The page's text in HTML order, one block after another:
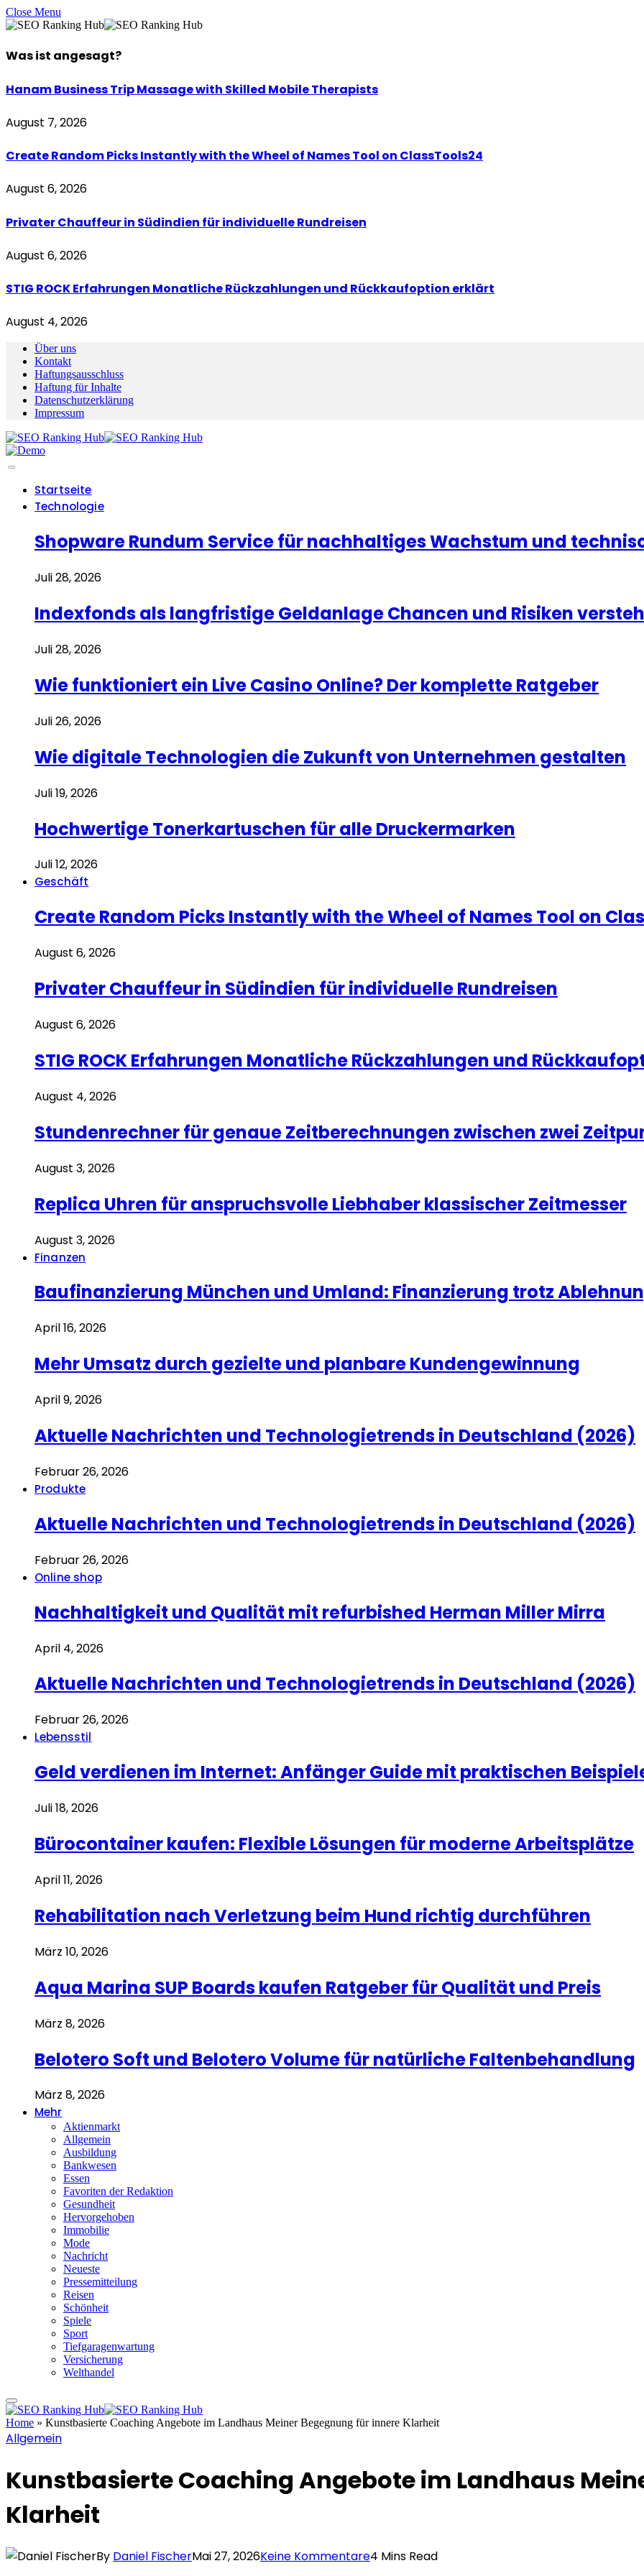
Close Menu
Was ist angesagt?
Hanam Business Trip Massage with Skilled Mobile Therapists
August 7, 2026
Create Random Picks Instantly with the Wheel of Names Tool on ClassTools24
August 6, 2026
Privater Chauffeur in Südindien für individuelle Rundreisen
August 6, 2026
STIG ROCK Erfahrungen Monatliche Rückzahlungen und Rückkaufoption erklärt
August 4, 2026
Über uns
Kontakt
Haftungsausschluss
Haftung für Inhalte
Datenschutzerklärung
Impressum
Startseite
Technologie
Shopware Rundum Service für nachhaltiges Wachstum und
Juli 28, 2026
Indexfonds als langfristige Geldanlage Chancen und Risiken
Juli 28, 2026
Wie funktioniert ein Live Casino Online? Der komplette Ratgeber
Juli 26, 2026
Wie digitale Technologien die Zukunft von Unternehmen gestalten
Juli 19, 2026
Hochwertige Tonerkartuschen für alle Druckermarken
Juli 12, 2026
Geschäft
Create Random Picks Instantly with the Wheel of Names Tool on
August 6, 2026
Privater Chauffeur in Südindien für individuelle Rundreisen
August 6, 2026
STIG ROCK Erfahrungen Monatliche Rückzahlungen und
August 4, 2026
Stundenrechner für genaue Zeitberechnungen zwischen zwei
August 3, 2026
Replica Uhren für anspruchsvolle Liebhaber klassischer Zeitmesser
August 3, 2026
Finanzen
Baufinanzierung München und Umland: Finanzierung trotz
April 16, 2026
Mehr Umsatz durch gezielte und planbare Kundengewinnung
April 9, 2026
Aktuelle Nachrichten und Technologietrends in Deutschland (2026)
Februar 26, 2026
Produkte
Aktuelle Nachrichten und Technologietrends in Deutschland (2026)
Februar 26, 2026
Online shop
Nachhaltigkeit und Qualität mit refurbished Herman Miller Mirra
April 4, 2026
Aktuelle Nachrichten und Technologietrends in Deutschland (2026)
Februar 26, 2026
Lebensstil
Geld verdienen im Internet: Anfänger Guide mit praktischen
Juli 18, 2026
Bürocontainer kaufen: Flexible Lösungen für moderne Arbeitsplätze
April 11, 2026
Rehabilitation nach Verletzung beim Hund richtig durchführen
März 10, 2026
Aqua Marina SUP Boards kaufen Ratgeber für Qualität und Preis
März 8, 2026
Belotero Soft und Belotero Volume für natürliche Faltenbehandlung
März 8, 2026
Mehr
Aktienmarkt
Allgemein
Ausbildung
Bankwesen
Essen
Favoriten der Redaktion
Gesundheit
Hervorgehoben
Immobilie
Mode
Nachricht
Neueste
Pressemitteilung
Reisen
Schönheit
Spiele
Sport
Tiefgaragenwartung
Versicherung
Welthandel
Home » Kunstbasierte Coaching Angebote im Landhaus Meiner Begegnung für innere Klarheit
Allgemein
Kunstbasierte Coaching Angebote im Landhaus
Klarheit
By Daniel FischerMai 27, 2026Keine Kommentare4 Mins Read